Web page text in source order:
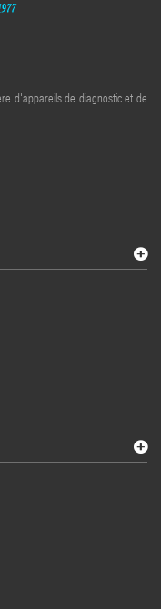
d'appareils de diagnostic et de